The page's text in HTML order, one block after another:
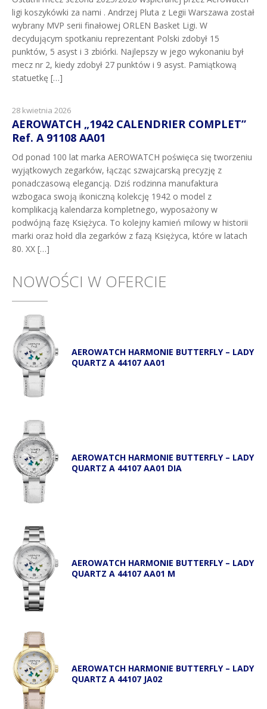
ligi koszykówki za nami . Andrzej Pluta z Legii Warszawa został
wybrany MVP serii finałowej ORLEN Basket Ligi. W
decydującym spotkaniu reprezentant Polski zdobył 15
punktów, 5 asyst i 3 zbiórki. Najlepszy w jego wykonaniu był
mecz nr 2, kiedy zdobył 27 punktów i 9 asyst. Pamiątkową
statuetkę […]
28 kwietnia 2026
AEROWATCH „1942 CALENDRIER COMPLET”
Ref. A 91108 AA01
Od ponad 100 lat marka AEROWATCH poświęca się tworzeniu
wyjątkowych zegarków, łącząc szwajcarską precyzję z
ponadczasową elegancją. Dziś rodzinna manufaktura
wzbogaca swoją ikoniczną kolekcję 1942 o model z
komplikacją kalendarza kompletnego, wyposażony w
podwójną fazę Księżyca. To kolejny kamień milowy w historii
marki oraz hołd dla zegarków z fazą Księżyca, które w latach
80. XX […]
NOWOŚCI W OFERCIE
AEROWATCH HARMONIE BUTTERFLY – LADY
QUARTZ A 44107 AA01
AEROWATCH HARMONIE BUTTERFLY – LADY
QUARTZ A 44107 AA01 DIA
AEROWATCH HARMONIE BUTTERFLY – LADY
QUARTZ A 44107 AA01 M
AEROWATCH HARMONIE BUTTERFLY – LADY
QUARTZ A 44107 JA02